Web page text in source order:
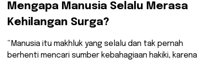
Mengapa Manusia Selalu Merasa
Kehilangan Surga?
“​Manusia itu makhluk yang selalu dan tak pernah
berhenti mencari sumber kebahagiaan hakiki, karena